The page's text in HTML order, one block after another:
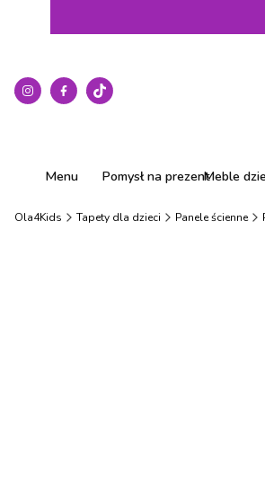
Menu Pomysł na prezentMeble
Ola4Kids Tapety dla dzieci Panele ścienne